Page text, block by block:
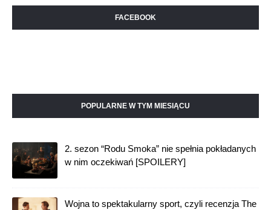
FACEBOOK
POPULARNE W TYM MIESIĄCU
2. sezon “Rodu Smoka” nie spełnia pokładanych
w nim oczekiwań [SPOILERY]
Wojna to spektakularny sport, czyli recenzja The